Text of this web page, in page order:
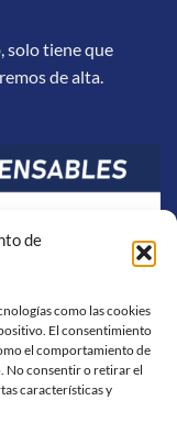
de
como las cookies
El consentimiento
el comportamiento de
No consentir o retirar el
características y
solo tiene que
de alta.